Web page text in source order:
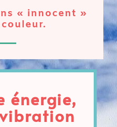
« innocent »
énergie,